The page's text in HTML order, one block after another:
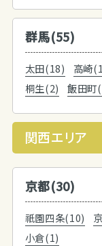
群馬(55)
太田(18) 高崎
桐生(2)
飯田町
関西エリア
京都(30)
祇園四条(10)
小倉(1)